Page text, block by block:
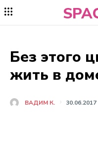
Без этого
жить в
ВАДИМ К. 30.06.2017